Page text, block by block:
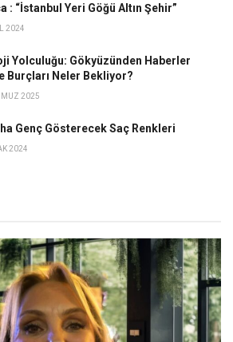
: “İstanbul Yeri Göğü Altın Şehir”
2024
Yolculuğu: Gökyüzünden Haberler
Burçları Neler Bekliyor?
2025
Genç Gösterecek Saç Renkleri
2024